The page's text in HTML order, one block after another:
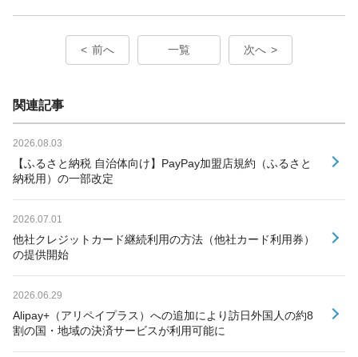
前へ 一覧 次へ
関連記事
2026.08.03
【ふるさと納税 自治体向け】PayPay加盟店規約（ふるさと
納税用）の一部改定
2026.07.01
他社クレジットカード継続利用の方法（他社カード利用券）
の提供開始
2026.06.29
Alipay+（アリペイプラス）への追加により訪日外国人の約8
割の国・地域の決済サービスが利用可能に